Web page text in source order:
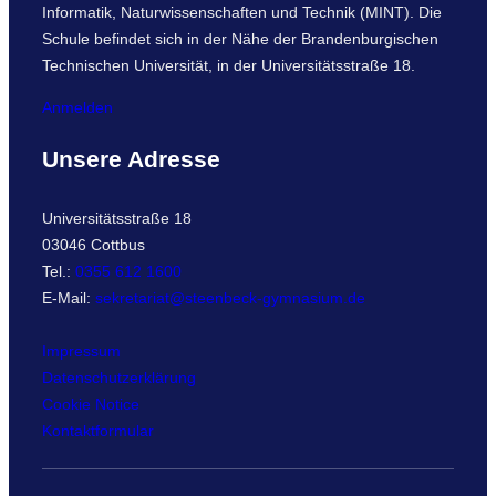
Informatik, Naturwissenschaften und Technik (MINT). Die
Schule befindet sich in der Nähe der Brandenburgischen
Technischen Universität, in der Universitätsstraße 18.
Anmelden
Unsere Adresse
Universitätsstraße 18
03046 Cottbus
Tel.: 0355 612 1600
E-Mail: sekretariat@steenbeck-gymnasium.de
Impressum
Datenschutzerklärung
Cookie Notice
Kontaktformular